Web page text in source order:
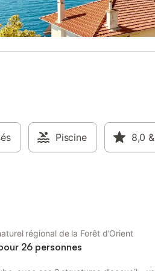
état des lieux À seulement 30
et 15 km de Romilly-sur-
cette ancienne ferme
réaménagée dans un cadre
verdoyant, propice à la détente,
Idéal pour réunions de famille
de fin de séjour (hors
cuisine, barbecue), les charges,
Piscine 8,0
régional de la Forêt d'Orient
26 personnes